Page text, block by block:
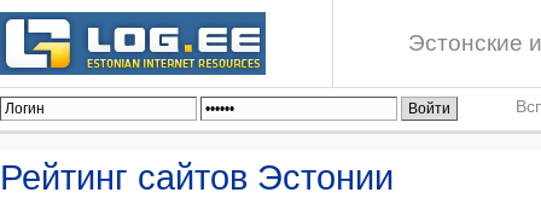
Эстонские
Рейтинг сайтов Эстонии